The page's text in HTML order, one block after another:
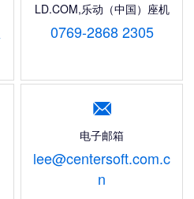
LD.COM,乐动（中国）座机
0769-2868 2305

电子邮箱
lee@centersoft.com.c
n